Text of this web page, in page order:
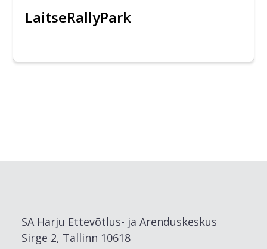
LaitseRallyPark
SA Harju Ettevõtlus- ja Arenduskeskus
Sirge 2, Tallinn 10618